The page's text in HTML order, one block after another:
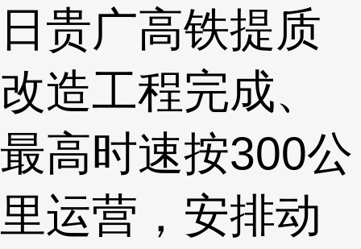
日贵广高铁提质
改造工程完成、
最高时速按300公
里运营，安排动